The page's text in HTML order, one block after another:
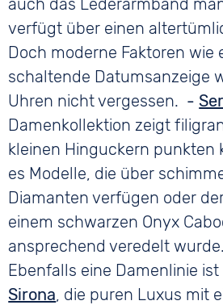
auch das Lederarmband
verfügt über einen
Doch moderne Faktoren wie
schaltende Datumsanzeige
Uhren nicht vergessen. -
Damenkollektion zeigt
kleinen Hinguckern punkten
es Modelle, die über
Diamanten verfügen oder
einem schwarzen Onyx
ansprechend veredelt wurde.
Ebenfalls eine Damenlinie ist
Sirona, die puren Luxus mit